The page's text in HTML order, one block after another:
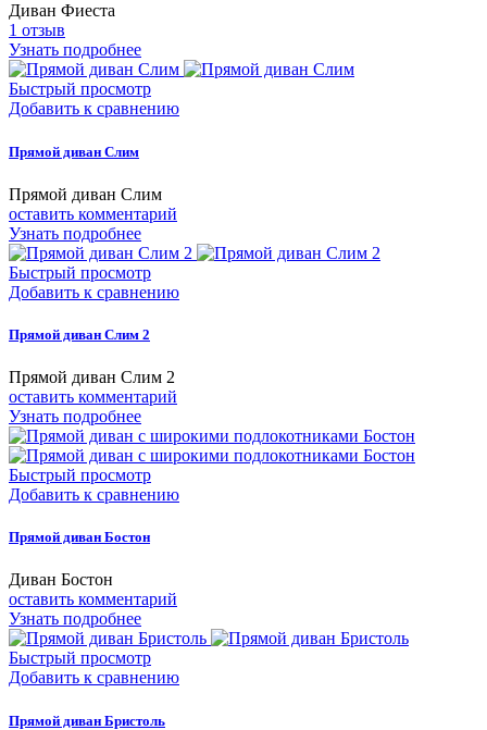
Диван Фиеста
1 отзыв
Узнать подробнее
Быстрый просмотр
Добавить к сравнению
Прямой диван Слим
Прямой диван Слим
оставить комментарий
Узнать подробнее
Быстрый просмотр
Добавить к сравнению
Прямой диван Слим 2
Прямой диван Слим 2
оставить комментарий
Узнать подробнее
Быстрый просмотр
Добавить к сравнению
Прямой диван Бостон
Диван Бостон
оставить комментарий
Узнать подробнее
Быстрый просмотр
Добавить к сравнению
Прямой диван Бристоль